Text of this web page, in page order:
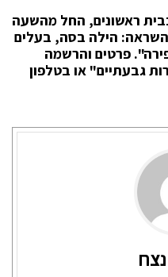
תיערך ביום שני, 18.3 בבית ראשונים, החל מהשעה
והשראה: הילה בסה, בעלים
פרטים והרשמה
גבעתיים" או בטלפון